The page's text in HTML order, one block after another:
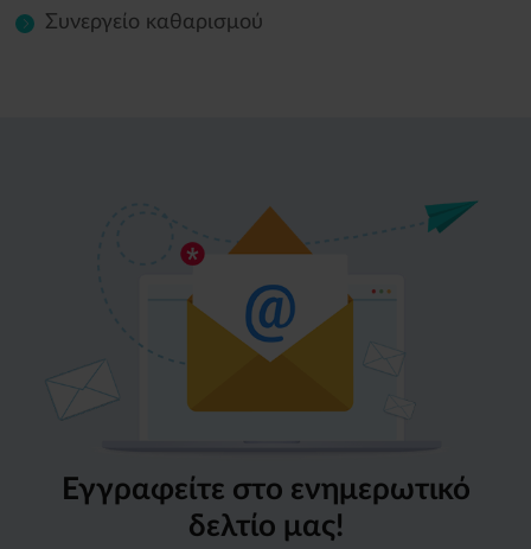
Συνεργείο καθαρισμού
Εγγραφείτε στο ενημερωτικό
δελτίο μας!